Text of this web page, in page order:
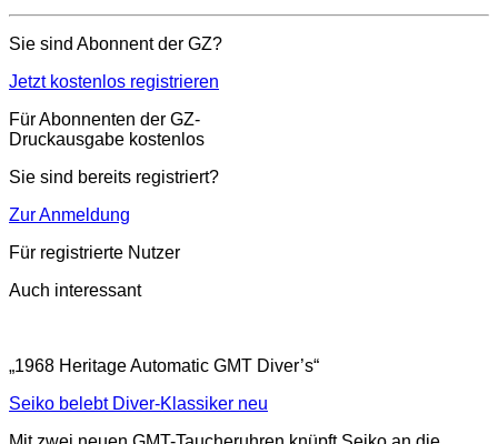
Sie sind Abonnent der GZ?
Jetzt kostenlos registrieren
Für Abonnenten der GZ-
Druckausgabe kostenlos
Sie sind bereits registriert?
Zur Anmeldung
Für registrierte Nutzer
Auch interessant
„1968 Heritage Automatic GMT Diver’s“
Seiko belebt Diver-Klassiker neu